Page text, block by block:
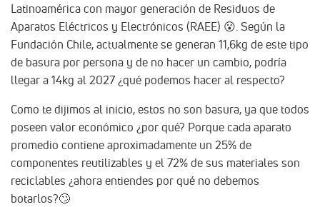
Latinoamérica con mayor generación de Residuos de
Aparatos Eléctricos y Electrónicos (RAEE) 😮. Según la
Fundación Chile, actualmente se generan 11,6kg de este tipo
de basura por persona y de no hacer un cambio, podría
llegar a 14kg al 2027 ¿qué podemos hacer al respecto?
Como te dijimos al inicio, estos no son basura, ya que todos
poseen valor económico ¿por qué? Porque cada aparato
promedio contiene aproximadamente un 25% de
componentes reutilizables y el 72% de sus materiales son
reciclables ¿ahora entiendes por qué no debemos
botarlos?🙄